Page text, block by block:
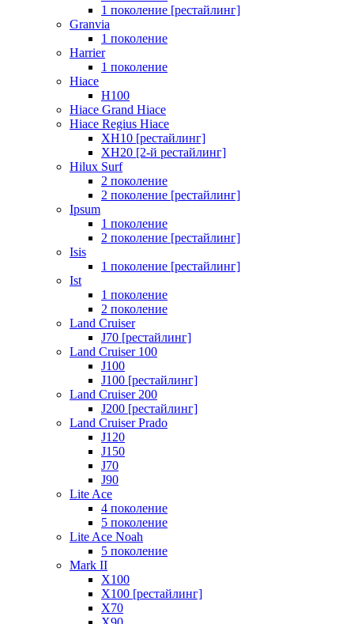
1 поколение [рестайлинг]
Granvia
1 поколение
Harrier
1 поколение
Hiace
H100
Hiace Grand Hiace
Hiace Regius Hiace
XH10 [рестайлинг]
XH20 [2-й рестайлинг]
Hilux Surf
2 поколение
2 поколение [рестайлинг]
Ipsum
1 поколение
2 поколение [рестайлинг]
Isis
1 поколение [рестайлинг]
Ist
1 поколение
2 поколение
Land Cruiser
J70 [рестайлинг]
Land Cruiser 100
J100
J100 [рестайлинг]
Land Cruiser 200
J200 [рестайлинг]
Land Cruiser Prado
J120
J150
J70
J90
Lite Ace
4 поколение
5 поколение
Lite Ace Noah
5 поколение
Mark II
X100
X100 [рестайлинг]
X70